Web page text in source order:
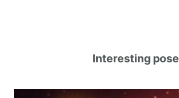
Interesting pose